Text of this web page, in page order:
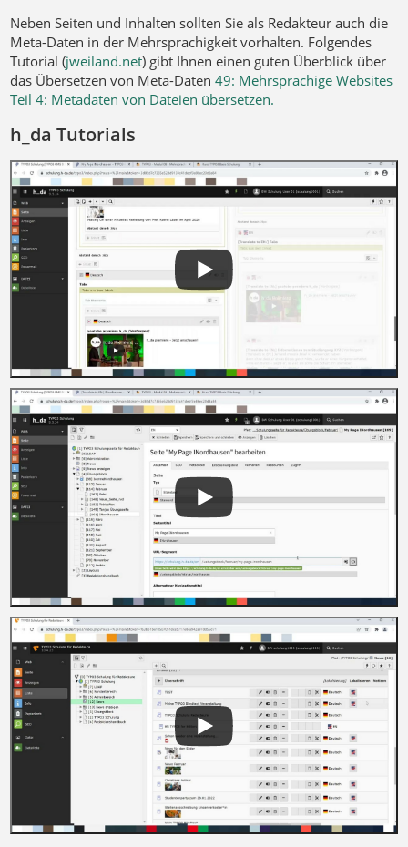
Neben Seiten und Inhalten sollten Sie als Redakteur auch die
Meta-Daten in der Mehrsprachigkeit vorhalten. Folgendes
Tutorial (jweiland.net) gibt Ihnen einen guten Überblick über
das Übersetzen von Meta-Daten49: Mehrsprachige Websites
Teil 4: Metadaten von Dateien übersetzen.
h_da Tutorials